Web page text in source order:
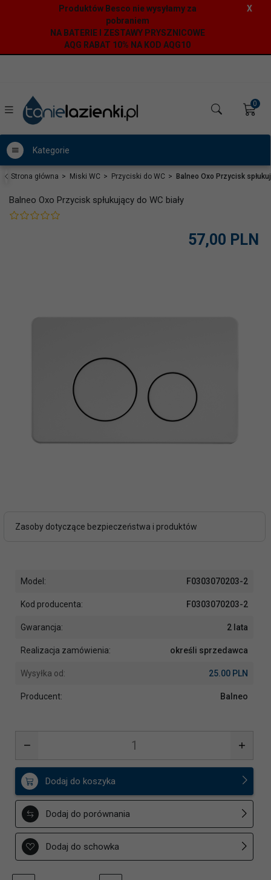
Produktów Besco nie wysyłamy za
pobraniem
NA BATERIE I ZESTAWY PRYSZNICOWE
AQG RABAT 10% NA KOD AQG10
X
0
Kategorie
Strona główna Miski WC Przyciski do WC Balneo Oxo Przycisk
Balneo Oxo Przycisk spłukujący do WC biały
57,00 PLN
Zasoby dotyczące bezpieczeństwa i produktów
Model: F0303070203-2
Kod producenta: F0303070203-2
Gwarancja: 2 lata
Realizacja zamówienia: określi sprzedawca
Wysyłka od: 25.00 PLN
Producent: Balneo
Dodaj do koszyka
Dodaj do porównania
Dodaj do schowka